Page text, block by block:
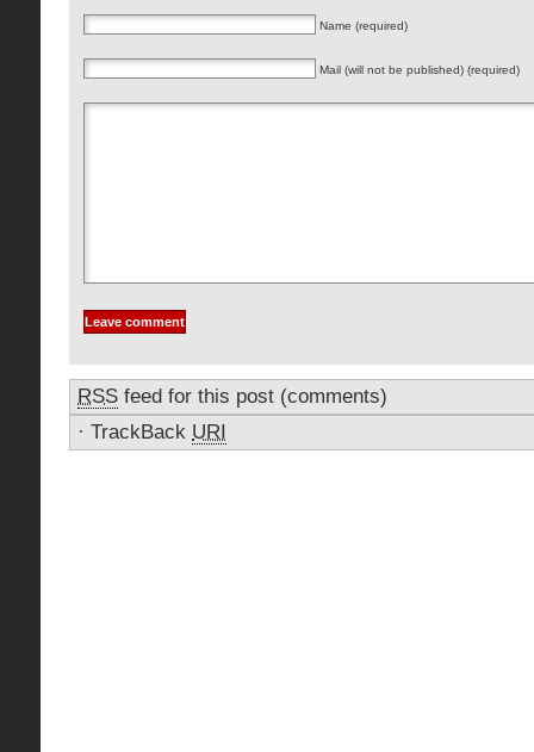
Name (required)
Mail (will not be published) (required)
RSS feed for this post (comments)
· TrackBack URI